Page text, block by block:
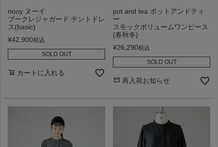
nooy ヌーイ
ブークレジャガード テントドレ
ス(basic)
¥42,900税込
SOLD OUT
カートに入れる
pot and tea ポットアンドティ
ー
スモックボリュームワンピース
(春秋冬)
¥26,290税込
SOLD OUT
再入荷お知らせ